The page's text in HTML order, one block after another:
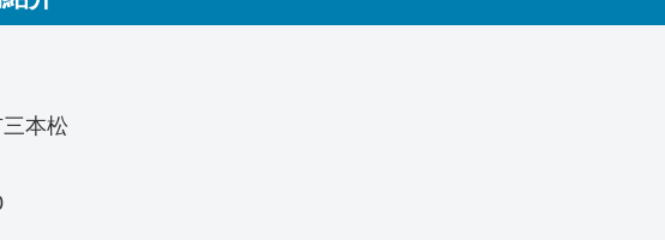
本松